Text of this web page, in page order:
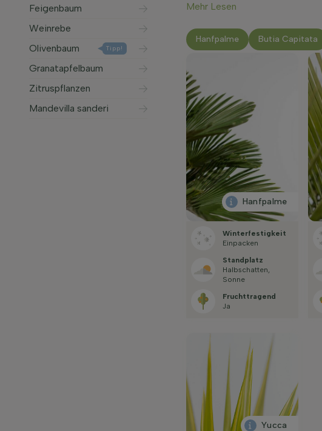
Feigenbaum
Weinrebe
Olivenbaum
Tipp!
Granatapfelbaum
Zitruspflanzen
Mandevilla sanderi
Mehr Lesen
Hanfpalme Butia Capitata
Hanfpalme
Winterfestigkeit
Einpacken
Standplatz
Halbschatten,
Sonne
Fruchttragend
Ja
Yucca